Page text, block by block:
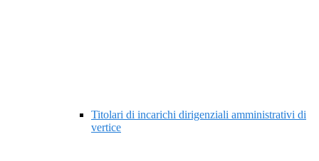
Titolari di incarichi dirigenziali amministrativi di
vertice